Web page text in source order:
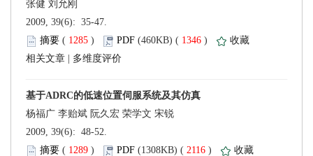
2009, 39(6): 35-47.
(
) 1346 )
2009, 39(6): 48-52.
(
) 2116 )